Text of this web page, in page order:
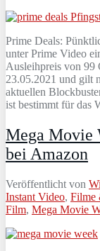
Prime Deals:
unter Prime Video
Ausleihpreis von 99
23.05.2021 und gilt
aktuellen
ist bestimmt für das
Mega Movie
bei Amazon
Veröffentlicht von
Instant Video, Filme
Film, Mega Movie